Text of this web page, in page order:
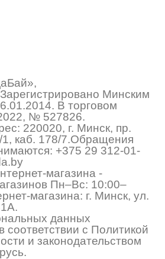
Минским
В торговом
№ 527826.
220020, г. Минск, пр.
каб. 178/7.Обращения
+375 29 312-01-
магазина -
Пн–Вс: 10:00–
магазина: г. Минск, ул.
данных
соответствии с Политикой
и законодательством